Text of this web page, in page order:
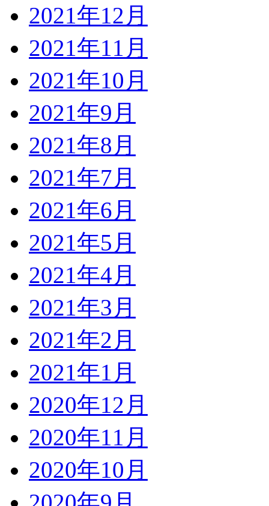
2021年12月
2021年11月
2021年10月
2021年9月
2021年8月
2021年7月
2021年6月
2021年5月
2021年4月
2021年3月
2021年2月
2021年1月
2020年12月
2020年11月
2020年10月